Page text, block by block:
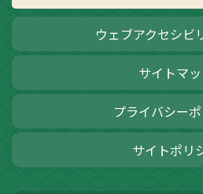
ウェブアクセシビ
サイトマ
プライバシー
サイトポリ